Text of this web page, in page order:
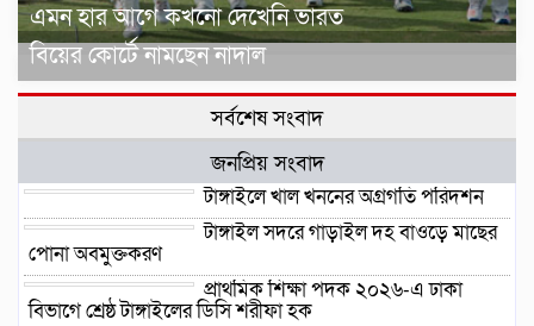
এমন হার আগে কখনো দেখেনি ভারত
বিয়ের কোর্টে নামছেন নাদাল
সর্বশেষ সংবাদ
জনপ্রিয় সংবাদ
টাঙ্গাইলে খাল খননের অগ্রগতি পরিদর্শন
টাঙ্গাইল সদরে গাড়াইল দহ বাওড়ে মাছের
পোনা অবমুক্তকরণ
প্রাথমিক শিক্ষা পদক ২০২৬-এ ঢাকা
বিভাগে শ্রেষ্ঠ টাঙ্গাইলের ডিসি শরীফা হক